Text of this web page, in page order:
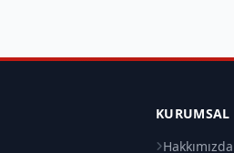
KURUMSAL
Hakkımızda